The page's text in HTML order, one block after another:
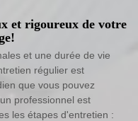
et rigoureux de votre
et une durée de vie
régulier est
que vous pouvez
professionnel est
les étapes d'entretien :